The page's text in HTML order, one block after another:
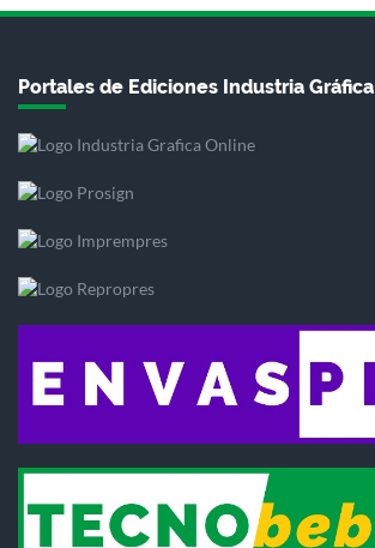
Portales de Ediciones Industria Gráfica